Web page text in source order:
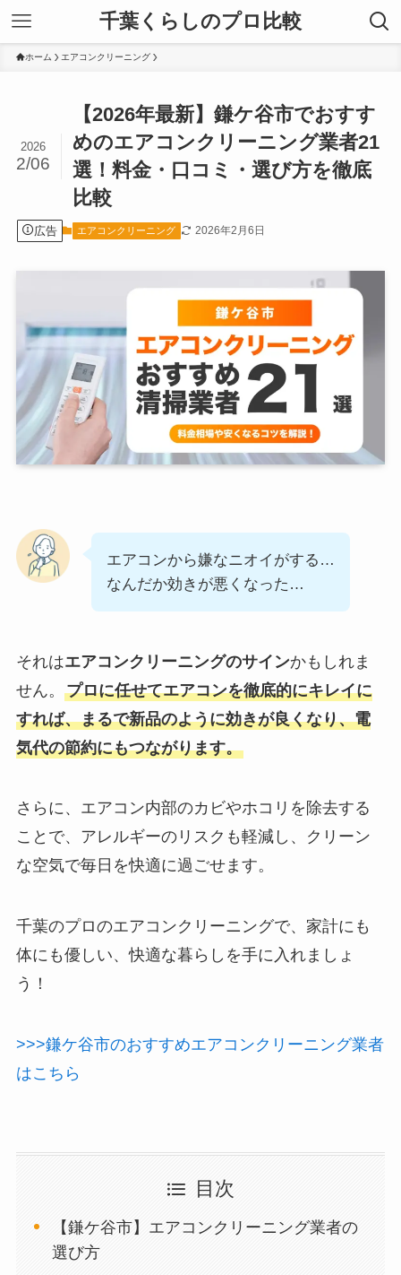
千葉くらしのプロ比較
ホーム エアコンクリーニング
【2026年最新】鎌ケ谷市でおすす
めのエアコンクリーニング業者21
選！料金・口コミ・選び方を徹底
比較
2026
2/06
広告 エアコンクリーニング 2026年2月6日
エアコンから嫌なニオイがする…
なんだか効きが悪くなった…
それはエアコンクリーニングのサインかもしれま
せん。 プロに任せてエアコンを徹底的にキレイに
すれば、まるで新品のように効きが良くなり、電
気代の節約にもつながります。
さらに、エアコン内部のカビやホコリを除去する
ことで、アレルギーのリスクも軽減し、クリーン
な空気で毎日を快適に過ごせます。
千葉のプロのエアコンクリーニングで、家計にも
体にも優しい、快適な暮らしを手に入れましょ
う！
>>>鎌ケ谷市のおすすめエアコンクリーニング業者
はこちら
目次
【鎌ケ谷市】エアコンクリーニング業者の
選び方